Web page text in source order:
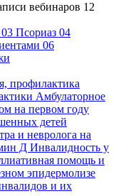
вебинаров 12
03 Псориаз 04
06
профилактика
Амбулаторное
на первом году
детей
и невролога на
Д Инвалидность у
помощь и
эпидермолизе
и их